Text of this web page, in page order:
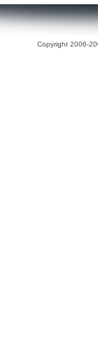
Copyright 2006-